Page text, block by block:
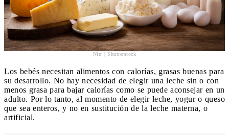
Nitr | Shutterstock
Los bebés necesitan alimentos con calorías, grasas buenas para
su desarrollo. No hay necesidad de elegir una leche sin o con
menos grasa para bajar calorías como se puede aconsejar en un
adulto. Por lo tanto, al momento de elegir leche, yogur o queso
que sea enteros, y no en sustitución de la leche materna, o
artificial.